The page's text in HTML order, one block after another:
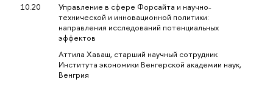
10.20
Управление в сфере Форсайта и научно-
технической и инновационной политики:
направления исследований потенциальных
эффектов
Аттила Хаваш, старший научный сотрудник
Института экономики Венгерской академии наук,
Венгрия